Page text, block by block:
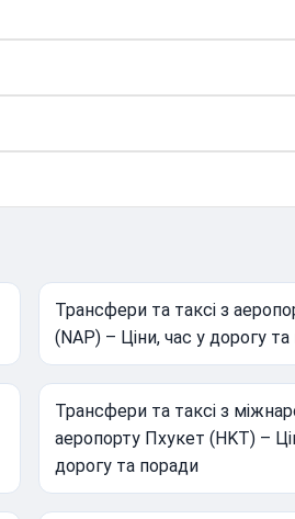
Трансфери та таксі з
(NAP) – Ціни, час у дорогу
Трансфери та таксі з
аеропорту Пхукет (HKT) –
дорогу та поради